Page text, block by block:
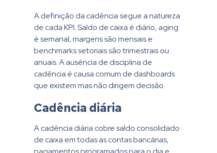
A definição da cadência segue a natureza
de cada KPI. Saldo de caixa é diário, aging
é semanal, margens são mensais e
benchmarks setoriais são trimestrais ou
anuais. A ausência de disciplina de
cadência é causa comum de dashboards
que existem mas não dirigem decisão.
Cadência diária
A cadência diária cobre saldo consolidado
de caixa em todas as contas bancárias,